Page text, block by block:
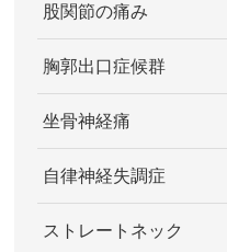
股関節の痛み
胸郭出口症候群
坐骨神経痛
自律神経失調症
ストレートネック